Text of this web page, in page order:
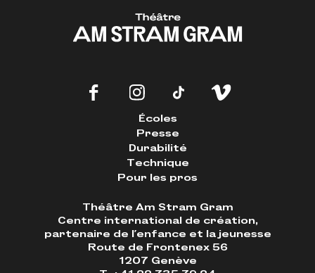
Écoles
Presse
Durabilité
Technique
Pour les pros
Théâtre Am Stram Gram
Centre international de création,
partenaire de l'enfance et la jeunesse
Route de Frontenex 56
1207 Genève